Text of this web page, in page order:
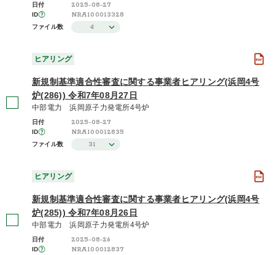
日付 2025-08-27
ID NRA100013328
ファイル数 4
ヒアリング
新規制基準適合性審査に関する事業者ヒアリング(浜岡4号
炉(286)) 令和7年08月27日
中部電力 浜岡原子力発電所4号炉
日付 2025-08-27
ID NRA100012835
ファイル数 31
ヒアリング
新規制基準適合性審査に関する事業者ヒアリング(浜岡4号
炉(285)) 令和7年08月26日
中部電力 浜岡原子力発電所4号炉
日付 2025-08-26
ID NRA100012837